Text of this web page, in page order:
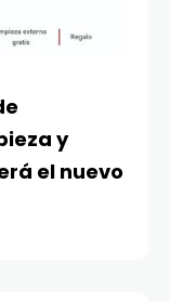
y
el nuevo